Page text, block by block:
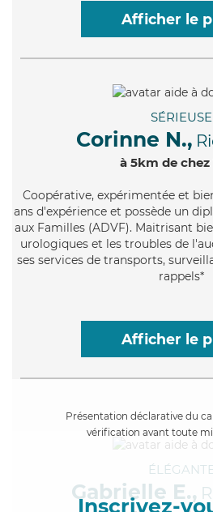
Afficher le
SÉRIEUSE
Corinne N.,
à 5km de chez
Coopérative, expérimentée et
ans d'expérience et possède un
aux Familles (ADVF). Maitrisant
urologiques et les troubles de
ses services de transports,
rappels*
Afficher le
Présentation déclarative du
vérification avant toute
Inscrivez-
Gabrielle E.,